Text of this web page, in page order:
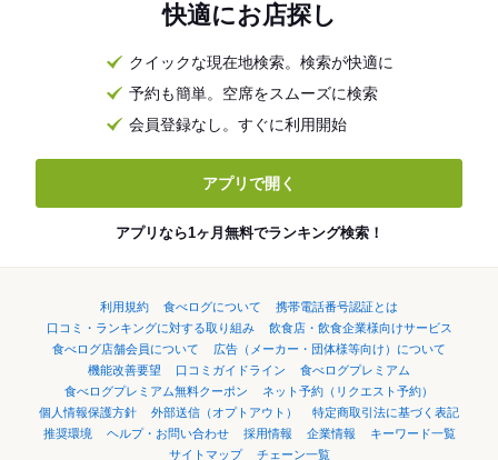
快適にお店探し
クイックな現在地検索。検索が快適に
予約も簡単。空席をスムーズに検索
会員登録なし。すぐに利用開始
アプリで開く
アプリなら1ヶ月無料でランキング検索！
利用規約 食べログについて
携帯電話番号認証とは
口コミ・ランキングに対する取り組み
飲食店・飲食企業様向けサービス
食べログ店舗会員について
広告（メーカー・団体様等向け）について
機能改善要望
口コミガイドライン
食べログプレミアム
食べログプレミアム無料クーポン
ネット予約（リクエスト予約）
個人情報保護方針
外部送信（オプトアウト）
特定商取引法に基づく表記
推奨環境
ヘルプ・お問い合わせ 採用情報 企業情報
キーワード一覧
サイトマップ
チェーン一覧